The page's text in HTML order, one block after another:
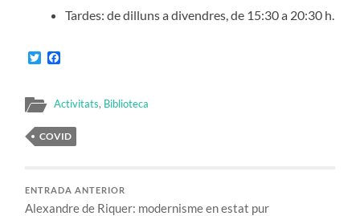
Tardes: de dilluns a divendres, de 15:30 a 20:30 h.
Twitter
Activitats, Biblioteca
COVID
ENTRADA ANTERIOR
Alexandre de Riquer: modernisme en estat pur